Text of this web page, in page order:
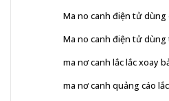
Ma no canh điện tử
Ma no canh điện tử
ma nơ canh lắc lắc xoay
ma nơ canh quảng cáo